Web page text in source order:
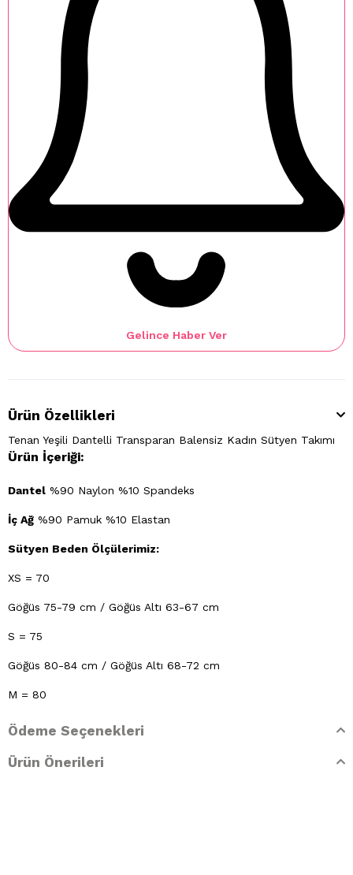
Gelince Haber Ver
Ürün Özellikleri
Tenan Yeşili Dantelli Transparan Balensiz Kadın Sütyen Takımı
Ürün İçeriği:
Dantel %90 Naylon %10 Spandeks
İç Ağ %90 Pamuk %10 Elastan
Sütyen Beden Ölçülerimiz:
XS = 70
Göğüs 75-79 cm / Göğüs Altı 63-67 cm
S = 75
Göğüs 80-84 cm / Göğüs Altı 68-72 cm
M = 80
Göğüs 85-89 cm / Göğüs Altı 73-77 cm
L = 85
Ödeme Seçenekleri
Ürün Önerileri